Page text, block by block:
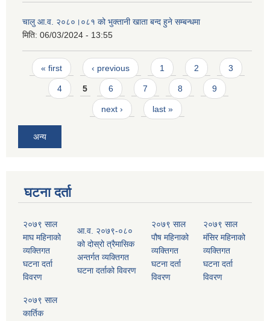
चालु आ.व. २०८०।०८१ को भुक्तानी खाता बन्द हुने सम्बन्धमा
मिति: 06/03/2024 - 13:55
Pages
« first ‹ previous 1 2 3
4 5 6 7 8 9
next › last »
अन्य
घटना दर्ता
२०७९ साल
माघ महिनाको
व्यक्तिगत
घटना दर्ता
विवरण
आ.व. २०७९-०८०
को दोस्रो त्रैमासिक
अन्तर्गत व्यक्तिगत
घटना दर्ताको विवरण
२०७९ साल
पौष महिनाको
व्यक्तिगत
घटना दर्ता
विवरण
२०७९ साल
मंसिर महिनाको
व्यक्तिगत
घटना दर्ता
विवरण
२०७९ साल
कार्तिक